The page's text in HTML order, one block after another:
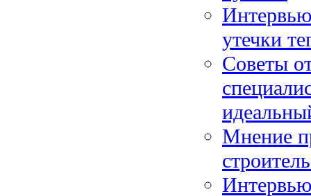
утечки
Советы
Мнение